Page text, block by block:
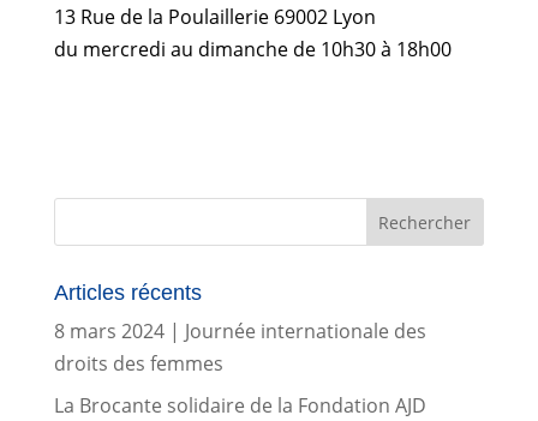
13 Rue de la Poulaillerie 69002 Lyon
du mercredi au dimanche de 10h30 à 18h00
Articles récents
8 mars 2024 | Journée internationale des
droits des femmes
La Brocante solidaire de la Fondation AJD